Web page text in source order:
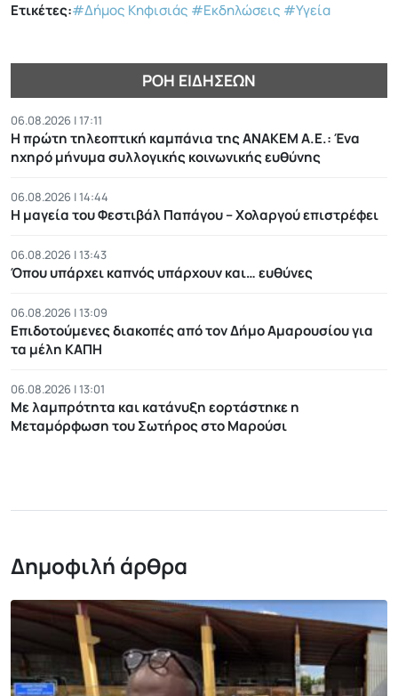
Ετικέτες:#Δήμος Κηφισιάς #Εκδηλώσεις #Υγεία
ΡΟΉ ΕΙΔΉΣΕΩΝ
06.08.2026 | 17:11
Η πρώτη τηλεοπτική καμπάνια της ΑΝΑΚΕΜ Α.Ε.: Ένα
ηχηρό μήνυμα συλλογικής κοινωνικής ευθύνης
06.08.2026 | 14:44
Η μαγεία του Φεστιβάλ Παπάγου – Χολαργού επιστρέφει
06.08.2026 | 13:43
Όπου υπάρχει καπνός υπάρχουν και… ευθύνες
06.08.2026 | 13:09
Επιδοτούμενες διακοπές από τον Δήμο Αμαρουσίου για
τα μέλη ΚΑΠΗ
06.08.2026 | 13:01
Με λαμπρότητα και κατάνυξη εορτάστηκε η
Μεταμόρφωση του Σωτήρος στο Μαρούσι
Δημοφιλή άρθρα